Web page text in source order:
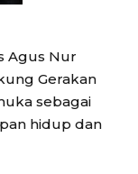
Agus Nur
Gerakan
sebagai
hidup dan